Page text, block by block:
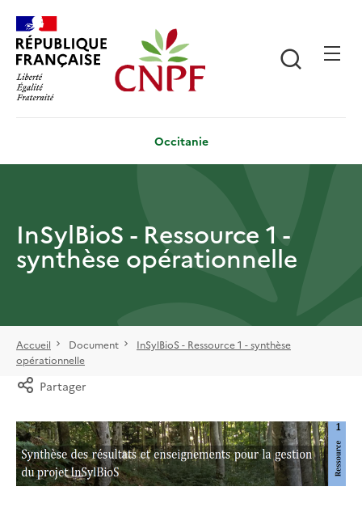
contenu
principal
Occitanie
InSylBioS - Ressource 1 -
synthèse opérationnelle
Accueil Document
InSylBioS - Ressource 1 - synthèse
opérationnelle
Partager